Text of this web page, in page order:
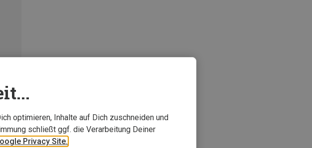
optimieren, Inhalte auf Dich zuschneiden und
schließt ggf. die Verarbeitung Deiner
Privacy Site.